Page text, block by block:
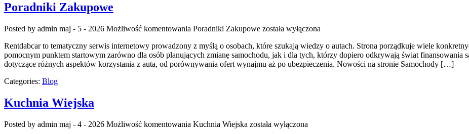
Poradniki Zakupowe
Posted by admin maj - 5 - 2026 Możliwość komentowania Poradniki Zakupowe została wyłączona
Rentdabcar to tematyczny serwis internetowy prowadzony z myślą o osobach, które szukają wiedzy o autach. Strona porządkuje wiele
pomocnym punktem startowym zarówno dla osób planujących zmianę samochodu, jak i dla tych, którzy dopiero odkrywają świat
dotyczące różnych aspektów korzystania z auta, od porównywania ofert wynajmu aż po ubezpieczenia. Nowości na stronie Samochody […]
Categories: Blog
Kuchnia Wiejska
Posted by admin maj - 4 - 2026 Możliwość komentowania Kuchnia Wiejska została wyłączona